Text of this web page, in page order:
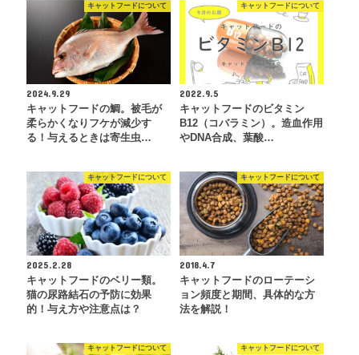
キャットフードについて
2024.9.29
キャットフードの鯛。被毛が
柔らかくなりフケが減少す
る！与えるときは寄生虫…
キャットフードについて
2022.9.5
キャットフードのビタミン
B12（コバラミン）。造血作用
やDNA合成、葉酸…
キャットフードについて
2025.2.28
キャットフードのベリー類。
猫の尿路結石の予防に効果
的！与え方や注意点は？
キャットフードについて
2018.4.7
キャットフードのローテーシ
ョン頻度と期間、具体的な方
法を解説！
キャットフードについて キャットフードについて